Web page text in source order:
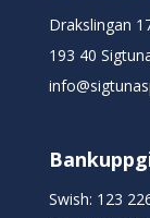
Drakslingan
193 40
Swish: 123